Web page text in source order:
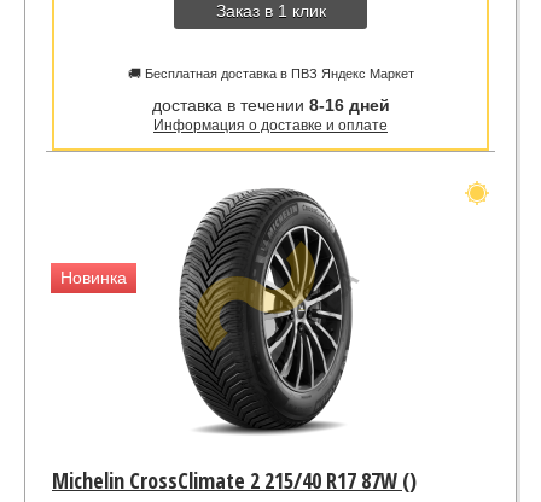
Заказ в 1 клик
🚚 Бесплатная доставка в ПВЗ Яндекс Маркет
доставка в течении 8-16 дней
Информация о доставке и оплате
Новинка
Michelin CrossClimate 2 215/40 R17 87W ()